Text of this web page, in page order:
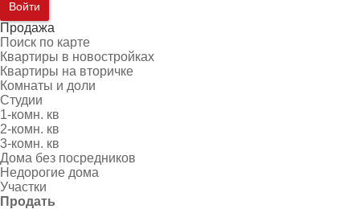
Войти
Продажа
Поиск по карте
Квартиры в новостройках
Квартиры на вторичке
Комнаты и доли
Студии
1-комн. кв
2-комн. кв
3-комн. кв
Дома без посредников
Недорогие дома
Участки
Продать